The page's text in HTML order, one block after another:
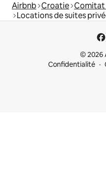
Airbnb Croatie Comitat
Locations de suites
© 2026
Confidentialité